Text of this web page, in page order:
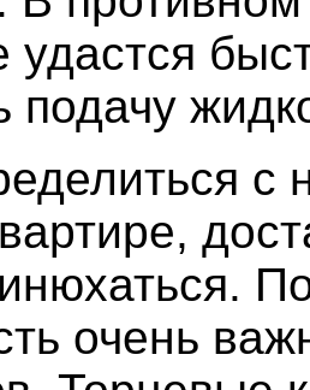
удастся
подачу
с
очень